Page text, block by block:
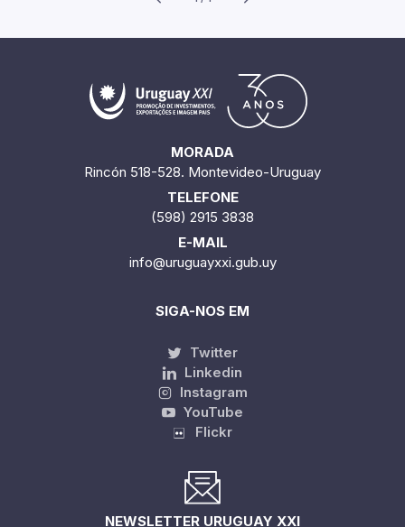
MORADA
Rincón 518-528. Montevideo-Uruguay
TELEFONE
(598) 2915 3838
E-MAIL
info@uruguayxxi.gub.uy
SIGA-NOS EM
Twitter
Linkedin
Instagram
YouTube
Flickr
NEWSLETTER URUGUAY XXI